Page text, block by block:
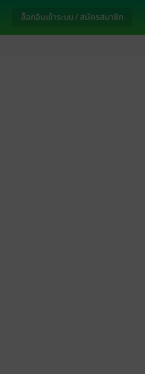
ล็อกอินเข้าระบบ / สมัครสมาชิก